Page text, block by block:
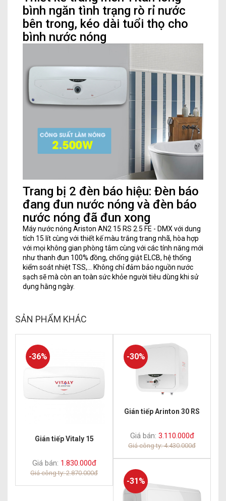
bình ngăn tình trạng rò rỉ nước
bên trong, kéo dài tuổi thọ cho
bình nước nóng
Trang bị 2 đèn báo hiệu: Đèn báo
đang đun nước nóng và đèn báo
nước nóng đã đun xong
Máy nước nóng Ariston AN2 15 RS 2.5 FE - DMX với dung
tích 15 lít cùng với thiết kế màu trắng trang nhã, hòa hợp
với mọi không gian phòng tắm cùng với các tính năng mới
như thanh đun 100% đồng, chống giật ELCB, hệ thống
kiểm soát nhiệt TSS,... Không chỉ đảm bảo nguồn nước
sạch sẽ mà còn an toàn sức khỏe người tiêu dùng khi sử
dụng hằng ngày.
SẢN PHẨM KHÁC
-36%
Gián tiếp Vitaly 15
Giá bán: 1.830.000đ
Giá công ty: 2.870.000đ
-30%
Gián tiếp Arinton 30 RS
Giá bán: 3.110.000đ
Giá công ty: 4.430.000đ
-31%